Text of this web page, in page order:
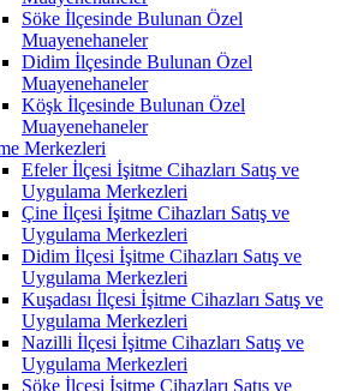
Söke İlçesinde Bulunan Özel
Muayenehaneler
Didim İlçesinde Bulunan Özel
Muayenehaneler
Köşk İlçesinde Bulunan Özel
Muayenehaneler
Merkezleri
Efeler İlçesi İşitme Cihazları Satış ve
Uygulama Merkezleri
Çine İlçesi İşitme Cihazları Satış ve
Uygulama Merkezleri
Didim İlçesi İşitme Cihazları Satış ve
Uygulama Merkezleri
Kuşadası İlçesi İşitme Cihazları Satış ve
Uygulama Merkezleri
Nazilli İlçesi İşitme Cihazları Satış ve
Uygulama Merkezleri
Söke İlçesi İşitme Cihazları Satış ve